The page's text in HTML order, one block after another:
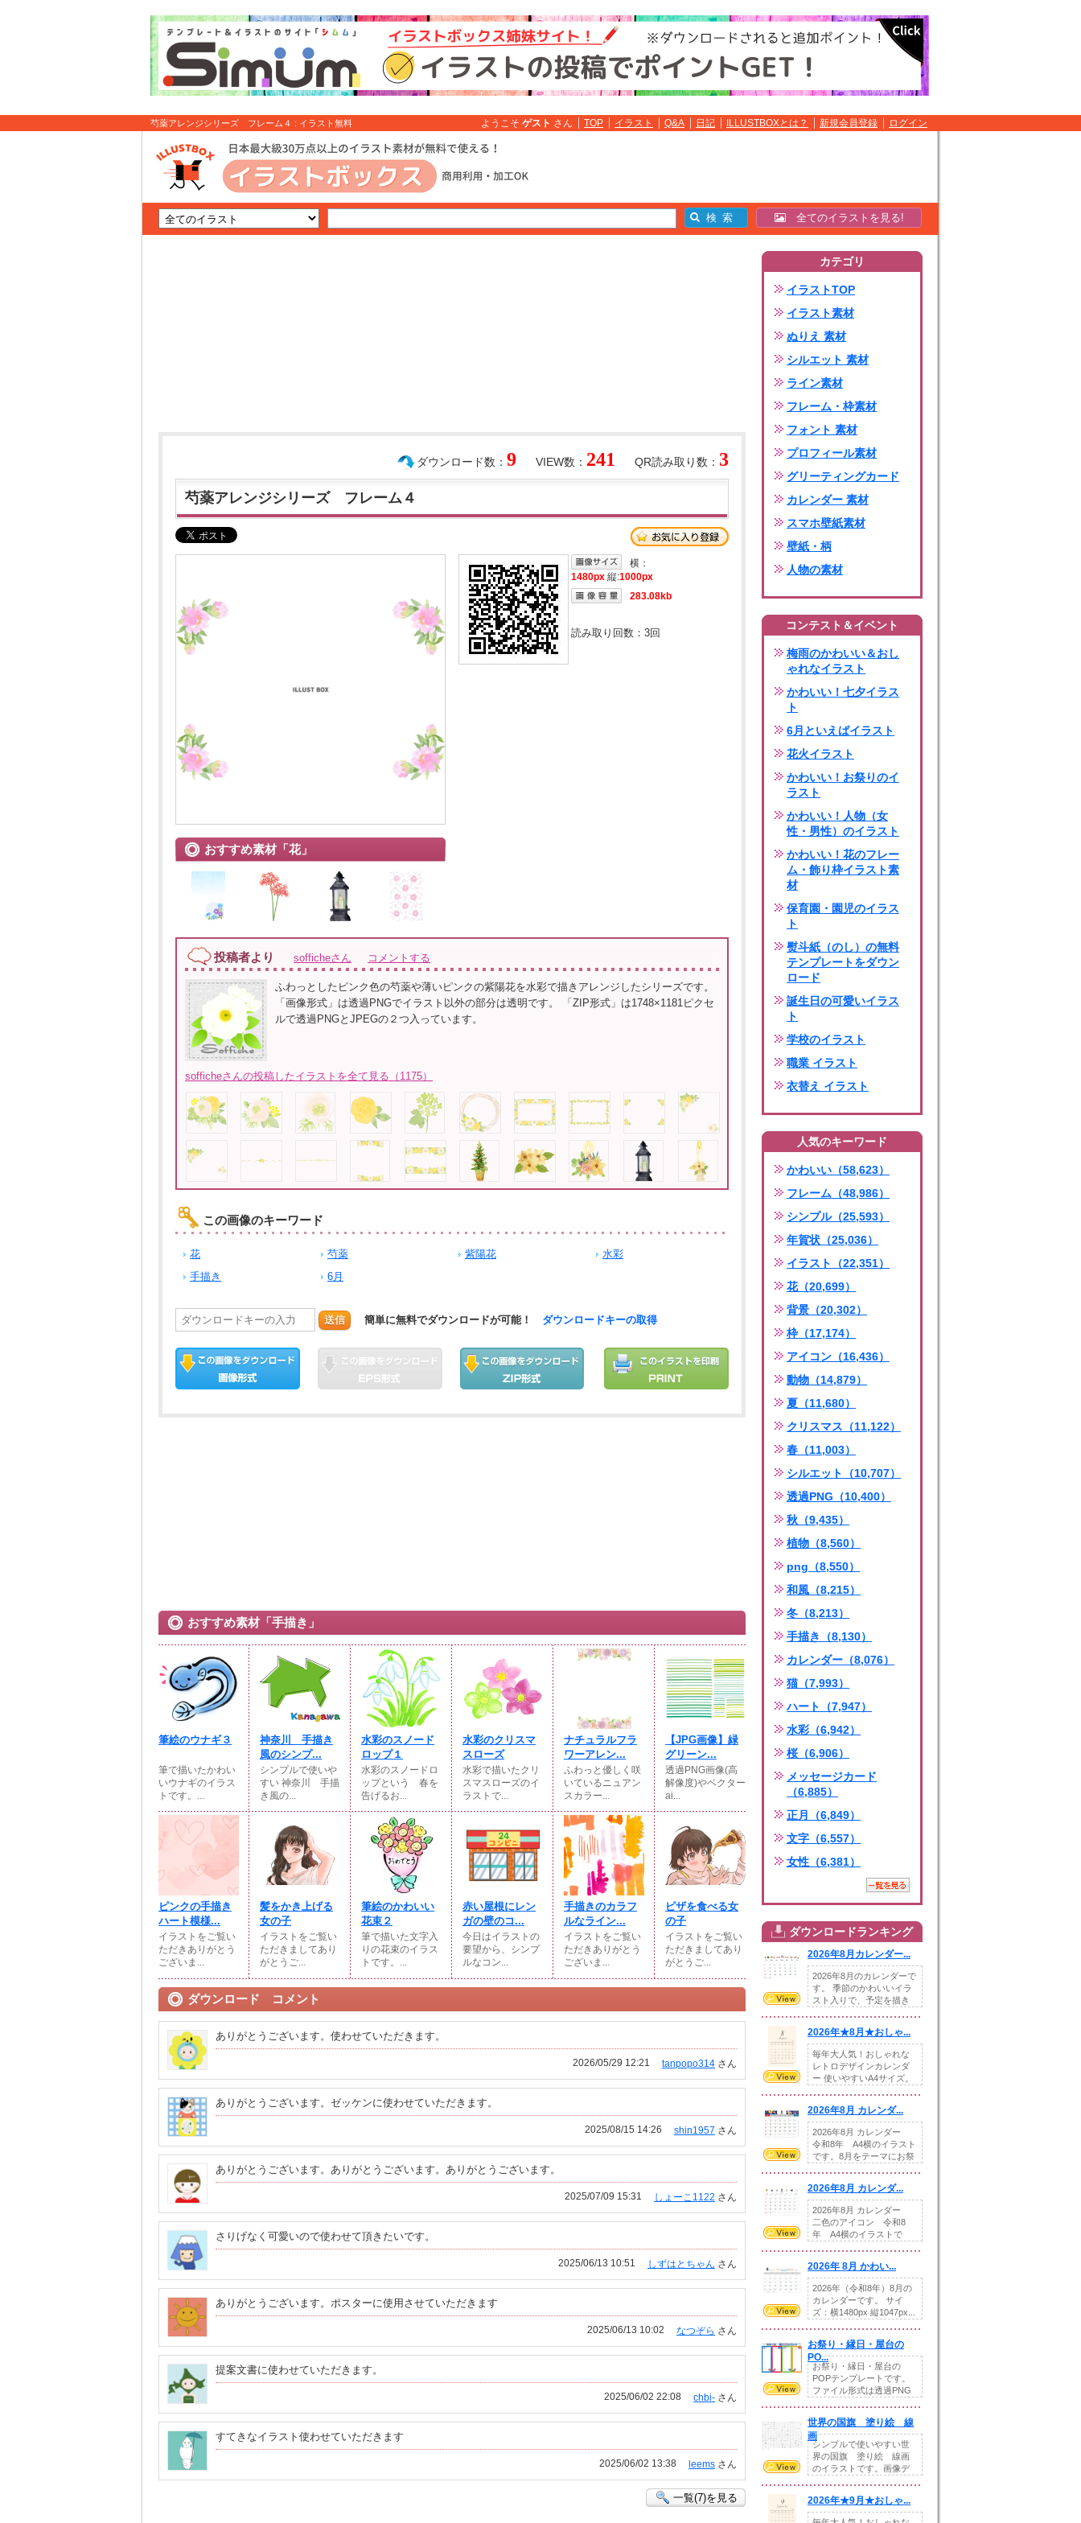
芍薬アレンジシリーズ フレーム４ : イラスト無料 ようこそ ゲスト さん TOP イラスト Q&A 日記 ILLUSTBOXとは？ 新規会員登録 ログイン
全てのイラストを見る!
QR読み取り数： 3
VIEW数： 241
ダウンロード数： 9
芍薬アレンジシリーズ フレーム４
おすすめ素材「花」
横：
1480px 縦:1000px
283.08kb
読み取り回数： 3回
投稿者より sofficheさん コメントする
ふわっとしたピンク色の芍薬や薄いピンクの紫陽花を水彩で描きアレンジしたシリーズです。
「画像形式」は透過PNGでイラスト以外の部分は透明です。 「ZIP形式」は1748×1181ピクセ
ルで透過PNGとJPEGの２つ入っています。
sofficheさんの投稿したイラストを全て見る（1175）
この画像のキーワード
花 芍薬 紫陽花
水彩
手描き
6月
送信 簡単に無料でダウンロードが可能！ ダウンロードキーの取得
おすすめ素材「手描き」
筆絵のウナギ３
筆で描いたかわい
いウナギのイラス
トです。...
神奈川 手描き
風のシンプ...
シンプルで使いや
すい 神奈川 手描
き風の...
水彩のスノード
ロップ１
水彩のスノードロ
ップという 春を
告げるお...
水彩のクリスマ
スローズ
水彩で描いたクリ
スマスローズのイ
ラストで...
ナチュラルフラ
ワーアレン...
ふわっと優しく咲
いているニュアン
スカラー...
【JPG画像】緑
グリーン...
透過PNG画像(高
解像度)やベクター
ai...
ピンクの手描き
ハート模様...
イラストをご覧い
ただきありがとう
ございま...
髪をかき上げる
女の子
イラストをご覧い
ただきましてあり
がとうご...
筆絵のかわいい
花束２
筆で描いた文字入
りの花束のイラス
トです。...
赤い屋根にレン
ガの壁のコ...
今日はイラストの
要望から、シンプ
ルなコン...
手描きのカラフ
ルなライン...
イラストをご覧い
ただきありがとう
ございま...
ピザを食べる女
の子
イラストをご覧い
ただきましてあり
がとうご...
ダウンロード コメント
ありがとうございます。使わせていただきます。
tanpopo314 さん
2026/05/29 12:21
ありがとうございます。ゼッケンに使わせていただきます。
shin1957 さん
2025/08/15 14:26
ありがとうございます。ありがとうございます。ありがとうございます。
しょーこ1122 さん
2025/07/09 15:31
さりげなく可愛いので使わせて頂きたいです。
しずはとちゃん さん
2025/06/13 10:51
ありがとうございます。ポスターに使用させていただきます
なつぞら さん
2025/06/13 10:02
提案文書に使わせていただきます。
chbi- さん
2025/06/02 22:08
すてきなイラスト使わせていただきます
leems さん
2025/06/02 13:38
一覧(7)を見る
カテゴリ
イラストTOP
イラスト素材
ぬりえ 素材
シルエット 素材
ライン素材
フレーム・枠素材
フォント 素材
プロフィール素材
グリーティングカード
カレンダー 素材
スマホ壁紙素材
壁紙・柄
人物の素材
コンテスト＆イベント
梅雨のかわいい＆おし
ゃれなイラスト
かわいい！七夕イラス
ト
6月といえばイラスト
花火イラスト
かわいい！お祭りのイ
ラスト
かわいい！人物（女
性・男性）のイラスト
かわいい！花のフレー
ム・飾り枠イラスト素
材
保育園・園児のイラス
ト
熨斗紙（のし）の無料
テンプレートをダウン
ロード
誕生日の可愛いイラス
ト
学校のイラスト
職業 イラスト
衣替え イラスト
人気のキーワード
かわいい（58,623）
フレーム（48,986）
シンプル（25,593）
年賀状（25,036）
イラスト（22,351）
花（20,699）
背景（20,302）
枠（17,174）
アイコン（16,436）
動物（14,879）
夏（11,680）
クリスマス（11,122）
春（11,003）
シルエット（10,707）
透過PNG（10,400）
秋（9,435）
植物（8,560）
png（8,550）
和風（8,215）
冬（8,213）
手描き（8,130）
カレンダー（8,076）
猫（7,993）
ハート（7,947）
水彩（6,942）
桜（6,906）
メッセージカード
（6,885）
正月（6,849）
文字（6,557）
女性（6,381）
ダウンロードランキング
2026年8月カレンダー...
2026年8月のカレンダーで
す。 季節のかわいいイラ
スト入りで、予定を描き
2026年★8月★おしゃ...
毎年大人気！おしゃれな
レトロデザインカレンダ
ー 使いやすいA4サイズ。
2026年8月 カレンダ...
2026年8月 カレンダー
令和8年 A4横のイラスト
です。8月をテーマにお祭
2026年8月 カレンダ...
2026年8月 カレンダー
二色のアイコン 令和8
年 A4横のイラストで
2026年 8月 かわい...
2026年（令和8年）8月の
カレンダーです。 サイ
ズ：横1480px 縦1047px...
お祭り・縁日・屋台の
PO...
お祭り・縁日・屋台の
POPテンプレートです。
ファイル形式は透過PNG
世界の国旗 塗り絵 線
画
シンプルで使いやすい世
界の国旗 塗り絵 線画
のイラストです。画像デ
2026年★9月★おしゃ...